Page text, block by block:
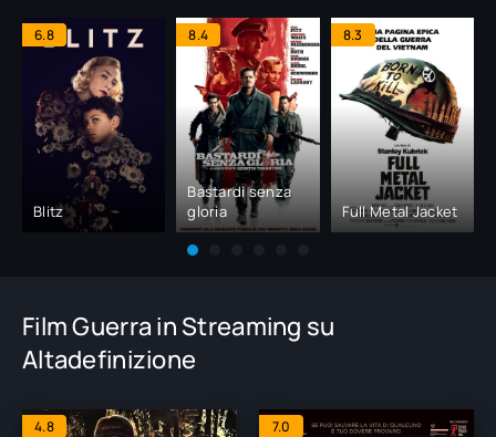
6.8
Blitz
8.4
Bastardi senza
gloria
8.3
Full Metal Jacket
Film Guerra in Streaming su
Altadefinizione
4.8 7.0